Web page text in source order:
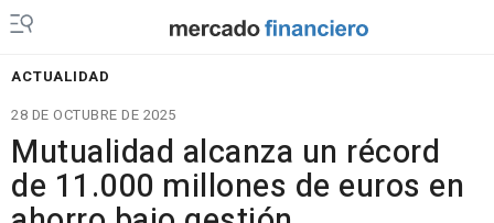
ACTUALIDAD
28 DE OCTUBRE DE 2025
Mutualidad alcanza un récord
de 11.000 millones de euros en